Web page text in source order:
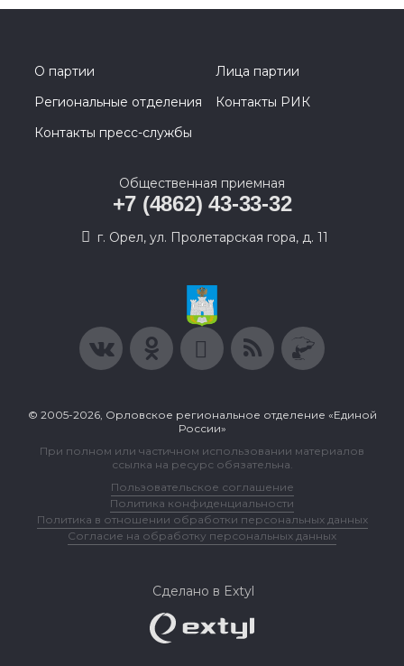
О партии
Лица партии
Региональные отделения
Контакты РИК
Контакты пресс-службы
Общественная приемная
+7 (4862) 43-33-32
г. Орел, ул. Пролетарская гора, д. 11
© 2005-2026, Орловское региональное отделение «Единой
России»
При полном или частичном использовании материалов
ссылка на ресурс обязательна.
Пользовательское соглашение
Политика конфиденциальности
Политика в отношении обработки персональных данных
Согласие на обработку персональных данных
Сделано в Extyl